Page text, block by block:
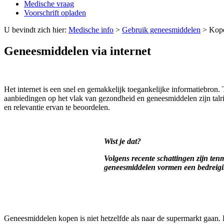
Medische vraag
Voorschrift opladen
U bevindt zich hier: Medische info > Gebruik geneesmiddelen >
Geneesmiddelen via internet
Het internet is een snel en gemakkelijk toegankelijke
aanbiedingen op het vlak van gezondheid en geneesmiddelen zijn
en relevantie ervan te beoordelen.
Wist je dat?
Volgens recente schattingen zijn
geneesmiddelen vormen een
Geneesmiddelen kopen is niet hetzelfde als naar de supermarkt